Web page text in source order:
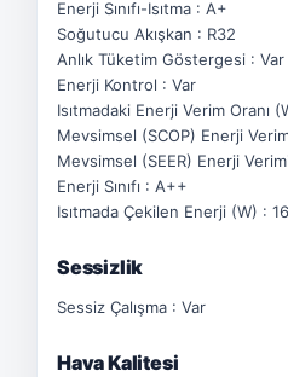
Enerji Sınıfı-Isıtma : A+
Soğutucu Akışkan : R32
Anlık Tüketim Göstergesi : Var
Enerji Kontrol : Var
Isıtmadaki Enerji Verim Oranı
Mevsimsel (SCOP) Enerji
Mevsimsel (SEER) Enerji
Enerji Sınıfı : A++
Isıtmada Çekilen Enerji (W) :
Sessizlik
Sessiz Çalışma : Var
Hava Kalitesi